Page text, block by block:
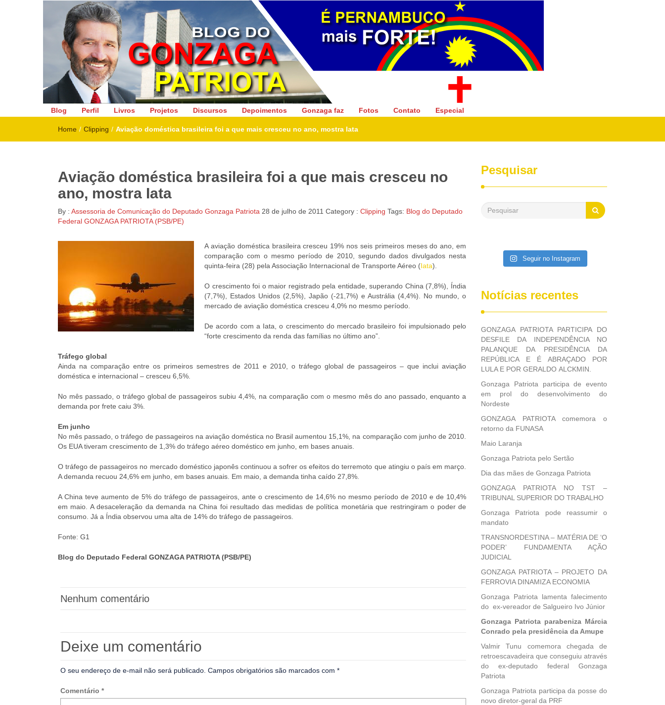
Gonzaga Patriota
Deputado Federal
Blog Perfil Livros Projetos Discursos Depoimentos Gonzaga faz Fotos Contato Especial
Home / Clipping / Aviação doméstica brasileira foi a que mais cresceu no ano, mostra Iata
Aviação doméstica brasileira foi a que mais cresceu no
ano, mostra Iata
By : Assessoria de Comunicação do Deputado Gonzaga Patriota 28 de julho de 2011 Category : Clipping Tags: Blog do Deputado
Federal GONZAGA PATRIOTA (PSB/PE)
A aviação doméstica brasileira cresceu 19% nos seis primeiros meses do ano, em
comparação com o mesmo período de 2010, segundo dados divulgados nesta
quinta-feira (28) pela Associação Internacional de Transporte Aéreo (Iata).
O crescimento foi o maior registrado pela entidade, superando China (7,8%), Índia
(7,7%), Estados Unidos (2,5%), Japão (-21,7%) e Austrália (4,4%). No mundo, o
mercado de aviação doméstica cresceu 4,0% no mesmo período.
De acordo com a Iata, o crescimento do mercado brasileiro foi impulsionado pelo
“forte crescimento da renda das famílias no último ano”.
Tráfego global
Ainda na comparação entre os primeiros semestres de 2011 e 2010, o tráfego global de passageiros – que inclui aviação
doméstica e internacional – cresceu 6,5%.
No mês passado, o tráfego global de passageiros subiu 4,4%, na comparação com o mesmo mês do ano passado, enquanto a
demanda por frete caiu 3%.
Em junho
No mês passado, o tráfego de passageiros na aviação doméstica no Brasil aumentou 15,1%, na comparação com junho de 2010.
Os EUA tiveram crescimento de 1,3% do tráfego aéreo doméstico em junho, em bases anuais.
O tráfego de passageiros no mercado doméstico japonês continuou a sofrer os efeitos do terremoto que atingiu o país em março.
A demanda recuou 24,6% em junho, em bases anuais. Em maio, a demanda tinha caído 27,8%.
A China teve aumento de 5% do tráfego de passageiros, ante o crescimento de 14,6% no mesmo período de 2010 e de 10,4%
em maio. A desaceleração da demanda na China foi resultado das medidas de política monetária que restringiram o poder de
consumo. Já a Índia observou uma alta de 14% do tráfego de passageiros.
Fonte: G1
Blog do Deputado Federal GONZAGA PATRIOTA (PSB/PE)
Nenhum comentário
Deixe um comentário
O seu endereço de e-mail não será publicado. Campos obrigatórios são marcados com *
Comentário *
Pesquisar
Seguir no Instagram
Notícias recentes
GONZAGA PATRIOTA PARTICIPA DO
DESFILE DA INDEPENDÊNCIA NO
PALANQUE DA PRESIDÊNCIA DA
REPÚBLICA E É ABRAÇADO POR
LULA E POR GERALDO ALCKMIN.
Gonzaga Patriota participa de evento
em prol do desenvolvimento do
Nordeste
GONZAGA PATRIOTA comemora o
retorno da FUNASA
Maio Laranja
Gonzaga Patriota pelo Sertão
Dia das mães de Gonzaga Patriota
GONZAGA PATRIOTA NO TST –
TRIBUNAL SUPERIOR DO TRABALHO
Gonzaga Patriota pode reassumir o
mandato
TRANSNORDESTINA – MATÉRIA DE ‘O
PODER’ FUNDAMENTA AÇÃO
JUDICIAL
GONZAGA PATRIOTA – PROJETO DA
FERROVIA DINAMIZA ECONOMIA
Gonzaga Patriota lamenta falecimento
do ex-vereador de Salgueiro Ivo Júnior
Gonzaga Patriota parabeniza Márcia
Conrado pela presidência da Amupe
Valmir Tunu comemora chegada de
retroescavadeira que conseguiu através
do ex-deputado federal Gonzaga
Patriota
Gonzaga Patriota participa da posse do
novo diretor-geral da PRF